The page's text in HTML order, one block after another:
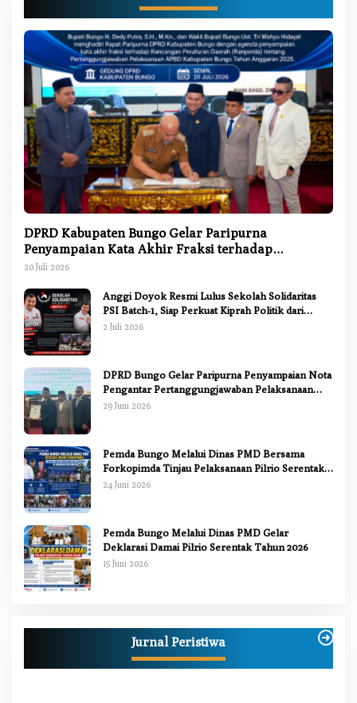
DPRD Kabupaten Bungo Gelar Paripurna
Penyampaian Kata Akhir Fraksi terhadap
Ranperda Pertanggungjawaban APBD 2025
20 Juli 2026
Anggi Doyok Resmi Lulus Sekolah Solidaritas
PSI Batch-1, Siap Perkuat Kiprah Politik dari
Daerah
2 Juli 2026
DPRD Bungo Gelar Paripurna Penyampaian Nota
Pengantar Pertanggungjawaban Pelaksanaan
APBD 2025
29 Juni 2026
Pemda Bungo Melalui Dinas PMD Bersama
Forkopimda Tinjau Pelaksanaan Pilrio Serentak
2026
24 Juni 2026
Pemda Bungo Melalui Dinas PMD Gelar
Deklarasi Damai Pilrio Serentak Tahun 2026
15 Juni 2026
Jurnal Peristiwa